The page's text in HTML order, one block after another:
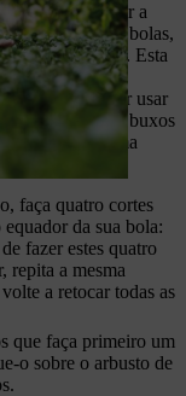
não só fazer a
los em bolas,
indiferente. Esta
de
que comece por usar
com buxos
com uma
faça quatro cortes
da sua bola:
fazer estes quatro
repita a mesma
a retocar todas as
que faça primeiro um
o sobre o arbusto de